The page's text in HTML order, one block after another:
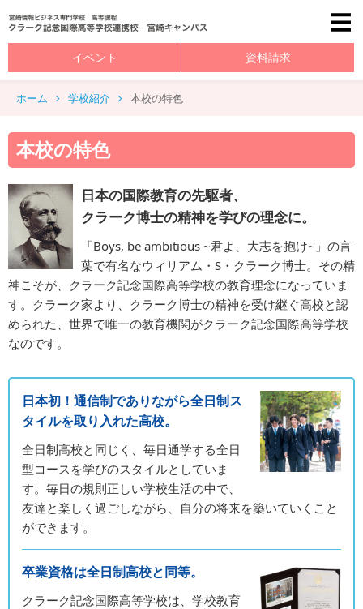
イベント 資料請求
ホーム 学校紹介 本校の特色
本校の特色
日本の国際教育の先駆者、
クラーク博士の精神を学びの理念に。
「Boys, be ambitious ~君よ、大志を抱け~」の言
葉で有名なウィリアム・S・クラーク博士。その精
神こそが、クラーク記念国際高等学校の教育理念になっていま
す。クラーク家より、クラーク博士の精神を受け継ぐ高校と認
められた、世界で唯一の教育機関がクラーク記念国際高等学校
なのです。
日本初！通信制でありながら全日制ス
タイルを取り入れた高校。
全日制高校と同じく、毎日通学する全日
型コースを学びのスタイルとしていま
す。毎日の規則正しい学校生活の中で、
友達と楽しく過ごしながら、自分の将来を築いていくこと
ができます。
卒業資格は全日制高校と同等。
クラーク記念国際高等学校は、学校教育